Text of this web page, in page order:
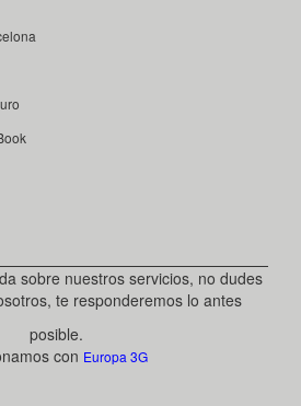
sobre nuestros servicios, no dudes
te responderemos lo antes
posible.
con Europa 3G